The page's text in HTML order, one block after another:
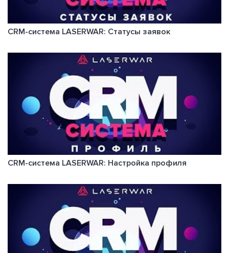
CRM-система LASERWAR: Статусы заявок
CRM-система LASERWAR: Настройка профиля